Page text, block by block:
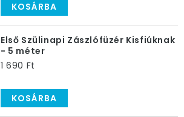
KOSÁRBA
Első Szülinapi Zászlófüzér Kisfiúknak
- 5 méter
1 690 Ft
KOSÁRBA